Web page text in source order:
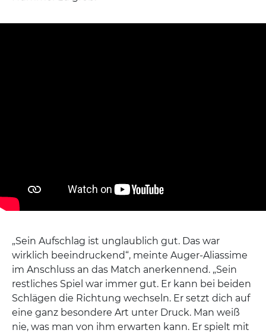
„Sein Aufschlag ist unglaublich gut. Das war
wirklich beeindruckend“, meinte Auger-Aliassime
im Anschluss an das Match anerkennend. „Sein
restliches Spiel war immer gut. Er kann bei beiden
Schlägen die Richtung wechseln. Er setzt dich auf
eine ganz besondere Art unter Druck. Man weiß
nie, was man von ihm erwarten kann. Er spielt mit